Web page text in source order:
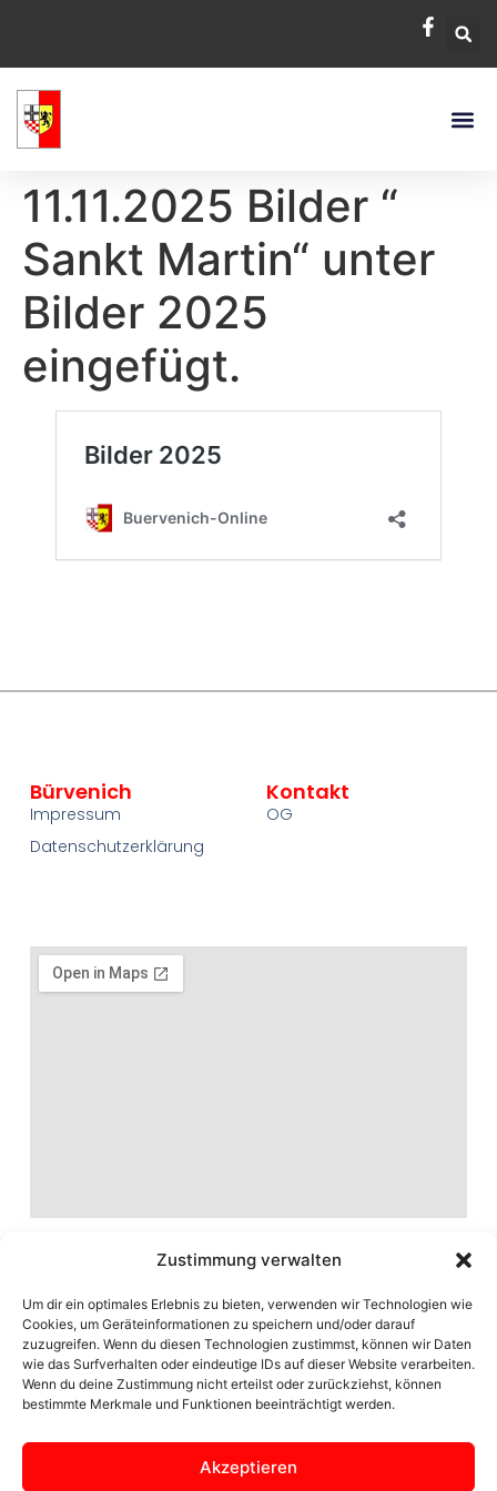
Zustimmung verwalten
Um dir ein optimales Erlebnis zu bieten, verwenden wir Technologien wie
Cookies, um Geräteinformationen zu speichern und/oder darauf
zuzugreifen. Wenn du diesen Technologien zustimmst, können wir Daten
wie das Surfverhalten oder eindeutige IDs auf dieser Website verarbeiten.
Wenn du deine Zustimmung nicht erteilst oder zurückziehst, können
bestimmte Merkmale und Funktionen beeinträchtigt werden.
Akzeptieren
11.11.2025 Bilder “
Sankt Martin“ unter
Bilder 2025
eingefügt.
Seite der Ortsgemeinschaft Zülpich Bürvenich
Bürvenich
Impressum
Datenschutzerklärung
Kontakt
OG